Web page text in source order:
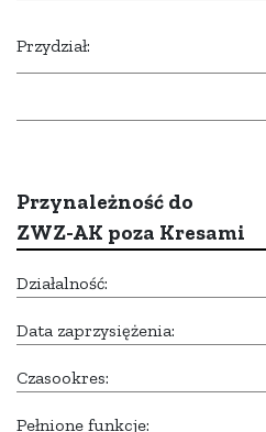
Przydział:
Przynależność do
ZWZ-AK poza Kresami
Działalność:
Data zaprzysiężenia:
Czasookres:
Pełnione funkcje: